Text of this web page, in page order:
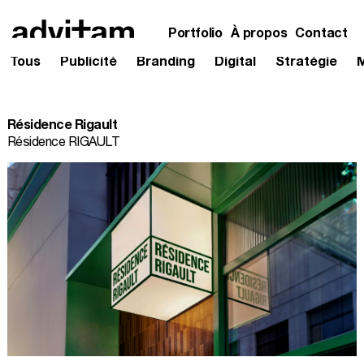
Portfolio À propos Contact
Tous Publicité Branding Digital Stratégie
Résidence Rigault
Résidence RIGAULT